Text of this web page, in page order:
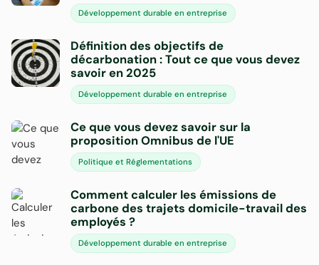
Développement durable en entreprise
Définition des objectifs de
décarbonation : Tout ce que vous devez
savoir en 2025
Développement durable en entreprise
Ce que vous devez savoir sur la
proposition Omnibus de l'UE
Politique et Réglementations
Comment calculer les émissions de
carbone des trajets domicile-travail des
employés ?
Développement durable en entreprise